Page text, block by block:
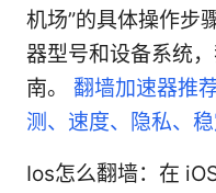
机场”的具体操作步
器型号和设备系统
南。 翻墙加速器推
测、速度、隐私、
Ios怎么翻墙：在